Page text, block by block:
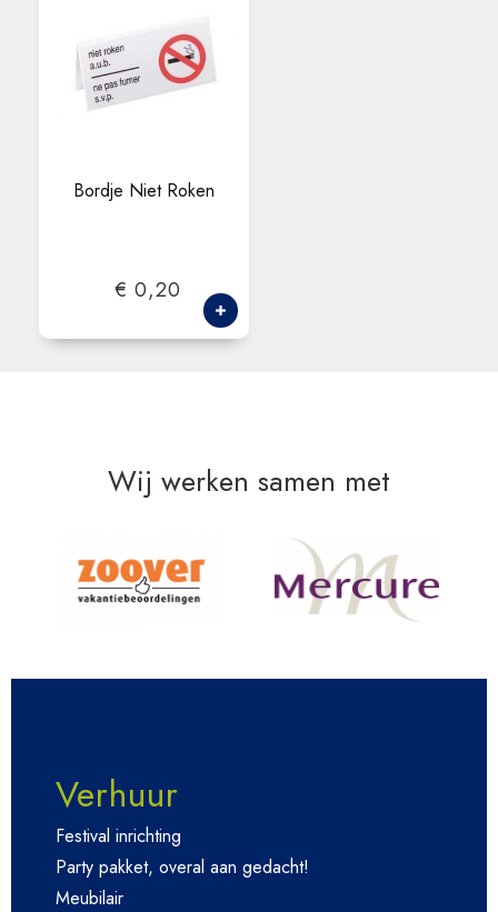
Bordje Niet Roken
€ 0,20
Wij werken samen met
Verhuur
Festival inrichting
Party pakket, overal aan gedacht!
Meubilair